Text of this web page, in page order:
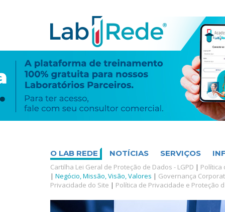
O LAB REDE NOTÍCIAS SERVIÇOS
Cartilha Lei Geral de Proteção de Dados - LGPD | Política
| Negócio, Missão, Visão, Valores | Governança
Privacidade do Site | Política de Privacidade e Proteção